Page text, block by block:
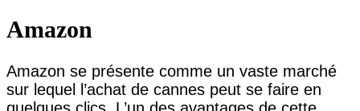
Amazon
Amazon se présente comme un vaste marché
sur lequel l’achat de cannes peut se faire en